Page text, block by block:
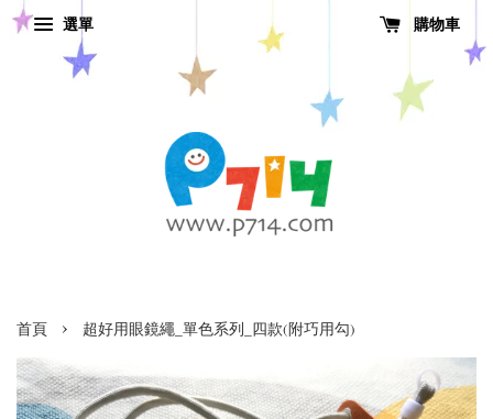
選單 購物車
首頁 › 超好用眼鏡繩_單色系列_四款(附巧用勾)